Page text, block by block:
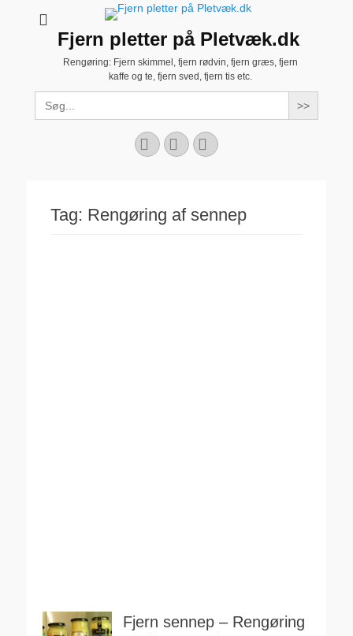
Fjern pletter på Pletvæk.dk
Rengøring: Fjern skimmel, fjern rødvin, fjern græs, fjern
kaffe og te, fjern sved, fjern tis etc.
Search
for:
Facebook
YouTubeInstagram
Tag: Rengøring af sennep
Fjern sennep – Rengøring